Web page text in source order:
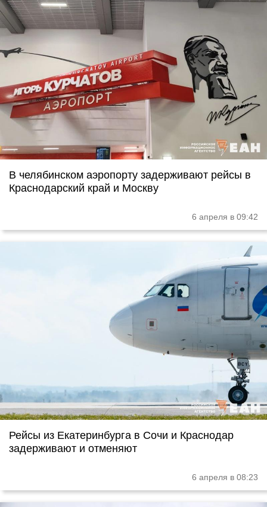
В челябинском аэропорту задерживают рейсы в
Краснодарский край и Москву
6 апреля в 09:42
Рейсы из Екатеринбурга в Сочи и Краснодар
задерживают и отменяют
6 апреля в 08:23